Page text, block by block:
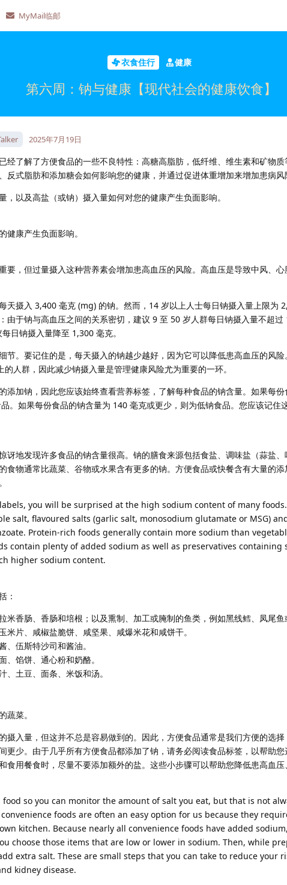
MyMail临邮
衣食住行 健康
第六周：钠与健康【现代社会的健康饮食】
2025年7月19日
经了解了方便食品的一些不良特性：高糖高脂肪，低纤维、维生素和矿物质
反式脂肪和添加糖会如何影响您的健康，并通过促进体重增加来增加患病风
，以及高盐（或钠）摄入量如何对您的健康产生负面影响。
健康产生负面影响。
要，但过量摄入这种营养素会增加患高血压的风险。高血压是导致中风、
天摄入 3,400 毫克 (mg) 的钠。然而，14 岁以上人士每日钠摄入量上限为
由于钠与高血压之间的关系密切，建议 9 至 50 岁人群每日钠摄入量不超过
日钠摄入量降至 1,300 毫克。
节。要记住的是，每天摄入的钠越少越好，因为它可以降低患高血压的风
人群，因此减少钠摄入量是管理健康风险尤为重要的一环。
添加钠，因此您应该始终查看营养标签，了解每种食品的钠含量。如果每
。如果每份食品的钠含量为 140 毫克或更少，则为低钠食品。您应该记住
讶地发现许多食品的钠含量很高。钠的膳食来源包括食盐、调味盐（蒜盐
食物通常比蔬菜、谷物或水果含有更多的钠。方便食品或快餐含有大量的
you will be surprised at the high sodium content of many
salt, flavoured salts (garlic salt, monosodium glutamate or MSG)
Protein-rich foods generally contain more sodium than
contain plenty of added sodium as well as preservatives containing
higher sodium content.
：
米香肠、香肠和培根；以及熏制、加工或腌制的鱼类，例如黑线鳕、凤尾鱼
米片、咸椒盐脆饼、咸坚果、咸爆米花和咸饼干。
、伍斯特沙司和酱油。
馅饼、通心粉和奶酪。
土豆、面条、米饭和汤。
蔬菜。
摄入量，但这并不总是容易做到的。因此，方便食品通常是我们方便的选
更少。由于几乎所有方便食品都添加了钠，请务必阅读食品标签，以帮助
食用餐食时，尽量不要添加额外的盐。这些小步骤可以帮助您降低患高血
so you can monitor the amount of salt you eat, but that is not
foods are often an easy option for us because they
kitchen. Because nearly all convenience foods have added
choose those items that are low or lower in sodium. Then, while
extra salt. These are small steps that you can take to reduce your
kidney disease.